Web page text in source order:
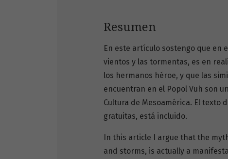
Resumen
En este artículo sostengo que en
vientos y las tormentas, es en
los hermanos héroe, y que las
encuentran en el Popol Vuh son
Cultura de Mesoamérica. El texto
gratuitas, está incluido.
In this article I argue that the
and storms, is actually a